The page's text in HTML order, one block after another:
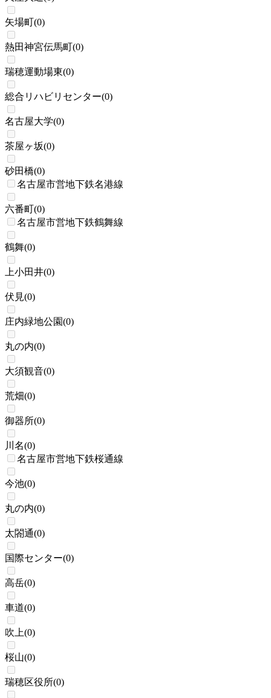
矢場町(0)
熱田神宮伝馬町(0)
瑞穂運動場東(0)
総合リハビリセンター(0)
名古屋大学(0)
茶屋ヶ坂(0)
砂田橋(0)
名古屋市営地下鉄名港線
六番町(0)
名古屋市営地下鉄鶴舞線
鶴舞(0)
上小田井(0)
伏見(0)
庄内緑地公園(0)
丸の内(0)
大須観音(0)
荒畑(0)
御器所(0)
川名(0)
名古屋市営地下鉄桜通線
今池(0)
丸の内(0)
太閤通(0)
国際センター(0)
高岳(0)
車道(0)
吹上(0)
桜山(0)
瑞穂区役所(0)